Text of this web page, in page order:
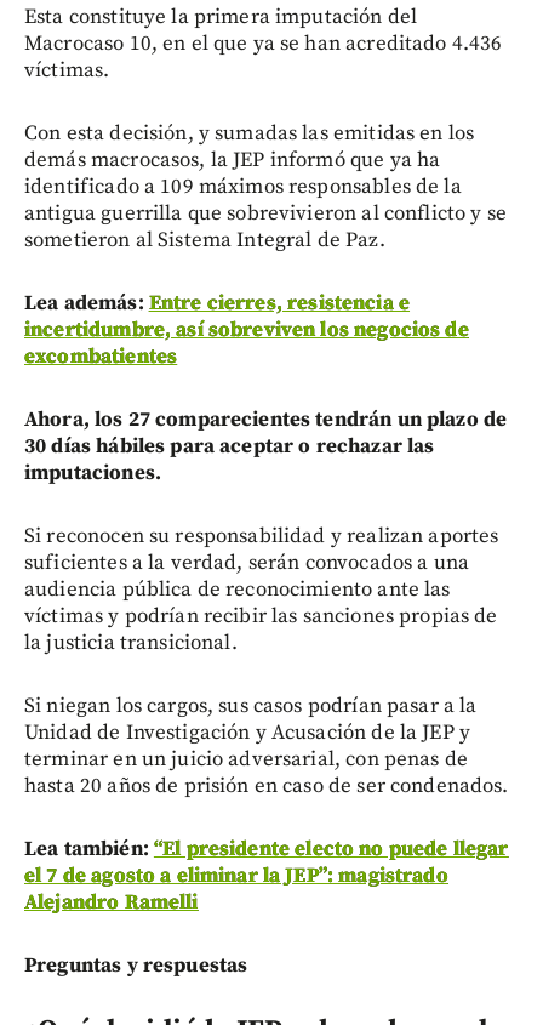
Esta constituye la primera imputación del
Macrocaso 10, en el que ya se han acreditado 4.436
víctimas.
Con esta decisión, y sumadas las emitidas en los
demás macrocasos, la JEP informó que ya ha
identificado a 109 máximos responsables de la
antigua guerrilla que sobrevivieron al conflicto y se
sometieron al Sistema Integral de Paz.
Lea además: Entre cierres, resistencia e
incertidumbre, así sobreviven los negocios de
excombatientes
Ahora, los 27 comparecientes tendrán un plazo de
30 días hábiles para aceptar o rechazar las
imputaciones.
Si reconocen su responsabilidad y realizan aportes
suficientes a la verdad, serán convocados a una
audiencia pública de reconocimiento ante las
víctimas y podrían recibir las sanciones propias de
la justicia transicional.
Si niegan los cargos, sus casos podrían pasar a la
Unidad de Investigación y Acusación de la JEP y
terminar en un juicio adversarial, con penas de
hasta 20 años de prisión en caso de ser condenados.
Lea también: “El presidente electo no puede llegar
el 7 de agosto a eliminar la JEP”: magistrado
Alejandro Ramelli
Preguntas y respuestas